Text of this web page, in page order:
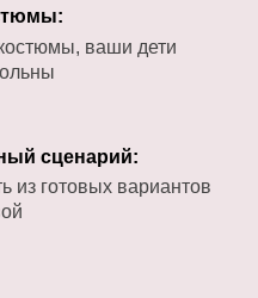
ваши дети
сценарий:
из готовых вариантов